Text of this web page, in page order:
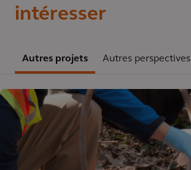
intéresser
Autres projets Autres perspectives